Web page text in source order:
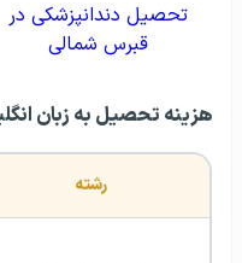
تحصیل دندانپزشکی در
قبرس شمالی
هزینه تحصیل به زبان
رشته